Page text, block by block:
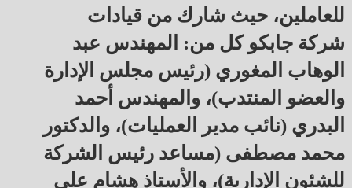
للعاملين، حيث شارك من قيادات
شركة جابكو كل من: المهندس عبد
الوهاب المغوري (رئيس مجلس الإدارة
والعضو المنتدب)، والمهندس أحمد
البدري (نائب مدير العمليات)، والدكتور
محمد مصطفى (مساعد رئيس الشركة
للشئون الإدارية)، والأستاذ هشام علي